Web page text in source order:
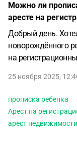
Можно ли
аресте на
Добрый день.
новорождённого
на
25 ноября 2025,
прописка ребенка
Арест на
арест недвижимости